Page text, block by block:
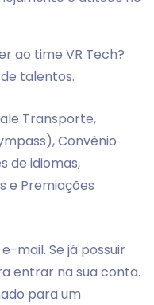
ao time VR Tech?
talentos.
Transporte,
Convênio
de idiomas,
e Premiações
mail. Se já possuir
entrar na sua conta.
para um